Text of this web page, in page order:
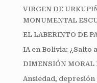
VIRGEN DE
MONUMENTAL
EL LABERINTO DE
IA en Bolivia: ¿Salto
DIMENSIÓN MORAL
Ansiedad,